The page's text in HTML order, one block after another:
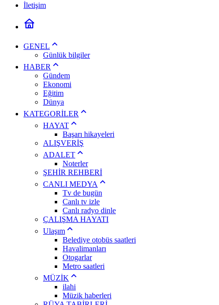
İletişim
GENEL
Günlük bilgiler
HABER
Gündem
Ekonomi
Eğitim
Dünya
KATEGORİLER
HAYAT
Başarı hikayeleri
ALIŞVERİŞ
ADALET
Noterler
ŞEHİR REHBERİ
CANLI MEDYA
Tv de bugün
Canlı tv izle
Canlı radyo dinle
ÇALIŞMA HAYATI
Ulaşım
Belediye otobüs saatleri
Havalimanları
Otogarlar
Metro saatleri
MÜZİK
ilahi
Müzik haberleri